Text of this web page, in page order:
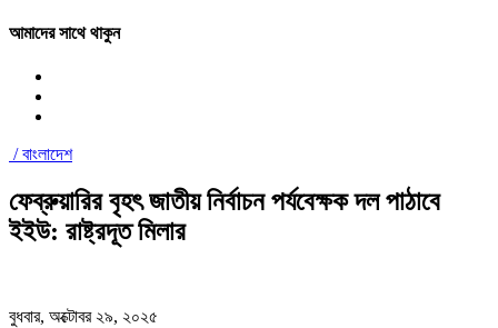
আমাদের সাথে থাকুন
/বাংলাদেশ
ফেব্রুয়ারির বৃহৎ জাতীয় নির্বাচন পর্যবেক্ষক দল পাঠাবে
ইইউ: রাষ্ট্রদূত মিলার
বুধবার, অক্টোবর ২৯, ২০২৫